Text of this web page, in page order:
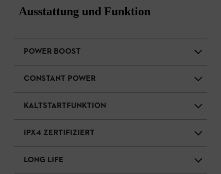
Ausstattung und Funktion
POWER BOOST
CONSTANT POWER
KALTSTARTFUNKTION
IPX4 ZERTIFIZIERT
LONG LIFE